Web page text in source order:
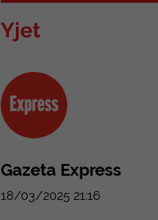
Yjet
Gazeta Express
18/03/2025 21:16